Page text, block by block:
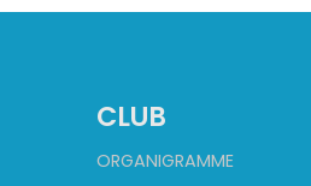
CLUB
ORGANIGRAMME